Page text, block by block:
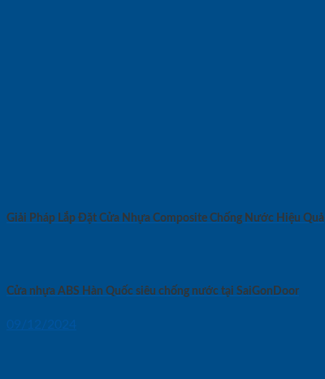
Giải Pháp Lắp Đặt Cửa Nhựa Composite Chống Nước Hiệu Quả
Cửa nhựa ABS Hàn Quốc siêu chống nước tại SaiGonDoor
09/12/2024